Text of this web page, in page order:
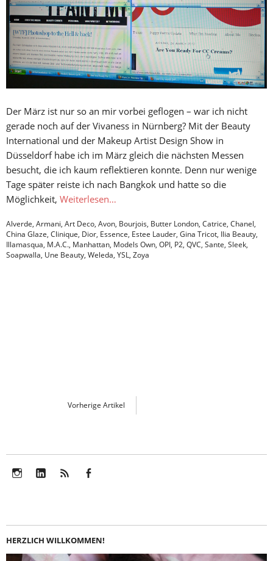
Der März ist nur so an mir vorbei geflogen – war ich nicht
gerade noch auf der Vivaness in Nürnberg? Mit der Beauty
International und der Makeup Artist Design Show in
Düsseldorf habe ich im März gleich die nächsten Messen
besucht, die ich kaum reflektieren konnte. Denn nur wenige
Tage später reiste ich nach Bangkok und hatte so die
Möglichkeit, Weiterlesen…
Alverde, Armani, Art Deco, Avon, Bourjois, Butter London, Catrice, Chanel,
China Glaze, Clinique, Dior, Essence, Estee Lauder, Gina Tricot, Ilia Beauty,
Illamasqua, M.A.C., Manhattan, Models Own, OPI, P2, QVC, Sante, Sleek,
Soapwalla, Une Beauty, Weleda, YSL, Zoya
Vorherige Artikel
HERZLICH WILLKOMMEN!